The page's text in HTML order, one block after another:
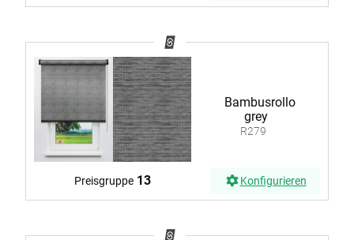
Bambusrollo
grey
R279
Preisgruppe 13 Konfigurieren